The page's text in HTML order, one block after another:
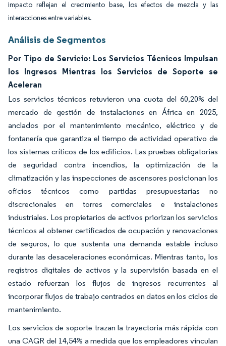
impacto reflejan el crecimiento base, los efectos de mezcla y las
interacciones entre variables.
Análisis de Segmentos
Por Tipo de Servicio: Los Servicios Técnicos Impulsan
los Ingresos Mientras los Servicios de Soporte se
Aceleran
Los servicios técnicos retuvieron una cuota del 60,20% del
mercado de gestión de instalaciones en África en 2025,
anclados por el mantenimiento mecánico, eléctrico y de
fontanería que garantiza el tiempo de actividad operativo de
los sistemas críticos de los edificios. Las pruebas obligatorias
de seguridad contra incendios, la optimización de la
climatización y las inspecciones de ascensores posicionan los
oficios técnicos como partidas presupuestarias no
discrecionales en torres comerciales e instalaciones
industriales. Los propietarios de activos priorizan los servicios
técnicos al obtener certificados de ocupación y renovaciones
de seguros, lo que sustenta una demanda estable incluso
durante las desaceleraciones económicas. Mientras tanto, los
registros digitales de activos y la supervisión basada en el
estado refuerzan los flujos de ingresos recurrentes al
incorporar flujos de trabajo centrados en datos en los ciclos de
mantenimiento.
Los servicios de soporte trazan la trayectoria más rápida con
una CAGR del 14,54% a medida que los empleadores vinculan